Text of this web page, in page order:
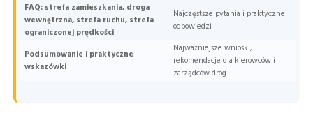
FAQ: strefa zamieszkania, droga
wewnętrzna, strefa ruchu, strefa
ograniczonej prędkości
Najczęstsze pytania i praktyczne
odpowiedzi
Podsumowanie i praktyczne
wskazówki
Najważniejsze wnioski,
rekomendacje dla kierowców i
zarządców dróg